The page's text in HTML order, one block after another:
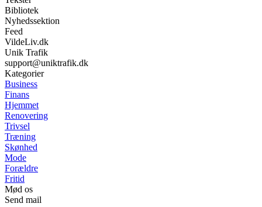
Bibliotek
Nyhedssektion
Feed
VildeLiv.dk
Unik Trafik
support@uniktrafik.dk
Kategorier
Business
Finans
Hjemmet
Renovering
Trivsel
Træning
Skønhed
Mode
Forældre
Fritid
Mød os
Send mail